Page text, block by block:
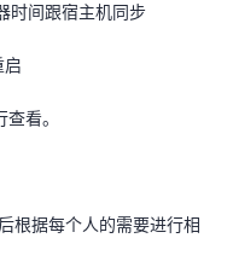
时间跟宿主机同步
启
看。
根据每个人的需要进行相